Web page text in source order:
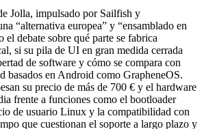
Jolla, impulsado por Sailfish y
“alternativa europea” y “ensamblado en
el debate sobre qué parte se fabrica
si su pila de UI en gran medida cerrada
de software y cómo se compara con
basados en Android como GrapheneOS.
su precio de más de 700 € y el hardware
frente a funciones como el bootloader
de usuario Linux y la compatibilidad con
que cuestionan el soporte a largo plazo y